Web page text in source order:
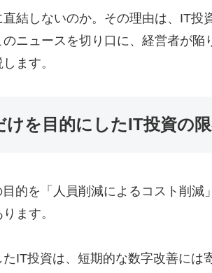
結しないのか。その理由は、IT投
ニュースを切り口に、経営者が陥
ます。
けを目的にしたIT投資の
的を「人員削減によるコスト削減
ます。
IT投資は、短期的な数字改善には